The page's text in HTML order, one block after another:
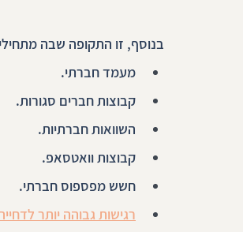
בנוסף, זו התקופה שבה
מעמד חברתי.
קבוצות חברים סגורות.
השוואות חברתיות.
קבוצות וואטסאפ.
חשש מפספוס חברתי.
רגישות גבוהה יותר